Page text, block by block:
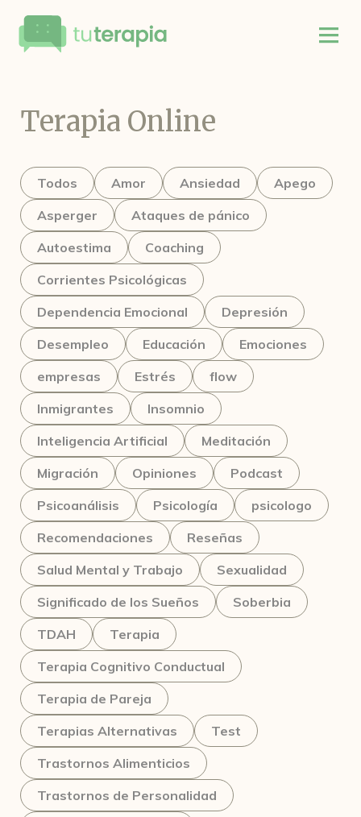
Terapia Online
Todos Amor Ansiedad
Apego
Asperger
Ataques de pánico
Autoestima
Coaching
Corrientes Psicológicas
Dependencia Emocional
Depresión
Desempleo
Educación
Emociones
empresas
Estrés
flow
Inmigrantes
Insomnio
Inteligencia Artificial
Meditación
Migración
Opiniones
Podcast
Psicoanálisis
Psicología
psicologo
Recomendaciones
Reseñas
Salud Mental y Trabajo
Sexualidad
Significado de los Sueños
Soberbia
TDAH
Terapia
Terapia Cognitivo Conductual
Terapia de Pareja
Terapias Alternativas
Test
Trastornos Alimenticios
Trastornos de Personalidad